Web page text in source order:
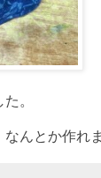
。
んとか作れ